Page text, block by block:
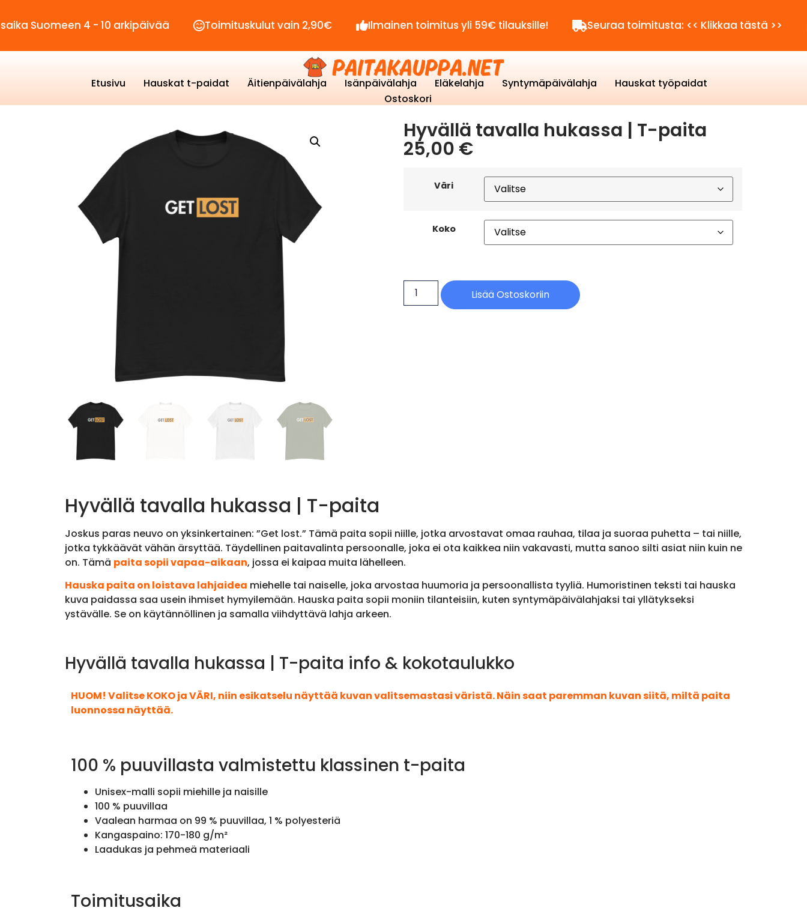
4 - 10 arkipäivää Toimituskulut vain 2,90€ Ilmainen toimitus yli 59€ tilauksille! Seuraa toimitusta: << Klikkaa tästä >>
Etusivu Hauskat t-paidat Äitienpäivälahja Isänpäivälahja Eläkelahja Syntymäpäivälahja
Hauskat työpaidat
Ostoskori
Hyvällä tavalla hukassa | T-paita
25,00 €
Väri
Koko
Lisää Ostoskoriin
Hyvällä tavalla hukassa | T-paita
Joskus paras neuvo on yksinkertainen: ”Get lost.” Tämä paita sopii niille, jotka arvostavat omaa rauhaa, tilaa ja suoraa puhetta – tai niille,
jotka tykkäävät vähän ärsyttää. Täydellinen paitavalinta persoonalle, joka ei ota kaikkea niin vakavasti, mutta sanoo silti asiat niin kuin ne
on. Tämä paita sopii vapaa-aikaan, jossa ei kaipaa muita lähelleen.
Hauska paita on loistava lahjaidea miehelle tai naiselle, joka arvostaa huumoria ja persoonallista tyyliä. Humoristinen teksti tai hauska
kuva paidassa saa usein ihmiset hymyilemään. Hauska paita sopii moniin tilanteisiin, kuten syntymäpäivälahjaksi tai yllätykseksi
ystävälle. Se on käytännöllinen ja samalla viihdyttävä lahja arkeen.
Hyvällä tavalla hukassa | T-paita info & kokotaulukko
HUOM! Valitse KOKO ja VÄRI, niin esikatselu näyttää kuvan valitsemastasi väristä. Näin saat paremman kuvan siitä, miltä paita
luonnossa näyttää.
100 % puuvillasta valmistettu klassinen t-paita
Unisex-malli sopii miehille ja naisille
100 % puuvillaa
Vaalean harmaa on 99 % puuvillaa, 1 % polyesteriä
Kangaspaino: 170-180 g/m²
Laadukas ja pehmeä materiaali
Toimitusaika